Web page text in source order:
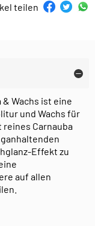
teilen
Wachs ist eine
und Wachs für
reines Carnauba
Effekt zu
auf allen